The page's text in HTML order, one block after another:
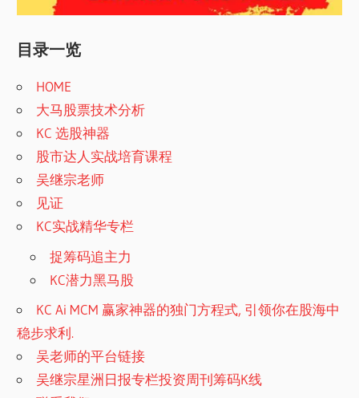
目录一览
HOME
大马股票技术分析
KC 选股神器
股市达人实战培育课程
吴继宗老师
见证
KC实战精华专栏
捉筹码追主力
KC潜力黑马股
KC Ai MCM 赢家神器的独门方程式, 引领你在股海中
稳步求利.
吴老师的平台链接
吴继宗星洲日报专栏投资周刊筹码K线